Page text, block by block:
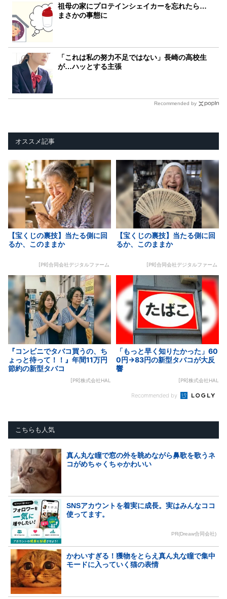
祖母の家にプロテインシェイカーを忘れたら…
まさかの事態に
「これは私の努力不足ではない」長崎の高校生
が…ハッとする主張
Recommended by
オススメ記事
【宝くじの裏技】当たる側に回
るか、このままか
[PR]合同会社デジタルファーム
【宝くじの裏技】当たる側に回
るか、このままか
[PR]合同会社デジタルファーム
『コンビニでタバコ買うの、ち
ょっと待って！！』年間11万円
節約の新型タバコ
[PR]株式会社HAL
「もっと早く知りたかった」60
0円→83円の新型タバコが大反
響
[PR]株式会社HAL
Recommended by
こちらも人気
真ん丸な瞳で窓の外を眺めながら鼻歌を歌うネ
コがめちゃくちゃかわいい
SNSアカウントを着実に成長。実はみんなココ
使ってます。
PR(Dreaw合同会社)
かわいすぎる！獲物をとらえ真ん丸な瞳で集中
モードに入っていく猫の表情